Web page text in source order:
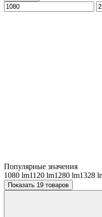
Популярные значения
1080 lm1120 lm1280 lm1328
Показать 19 товаров